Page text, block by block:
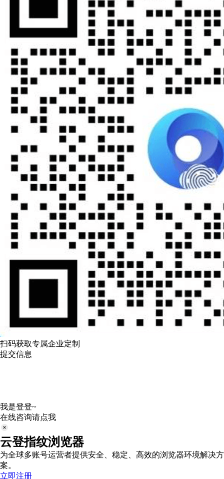
扫码获取专属企业定制
提交信息
我是登登~
在线咨询请点我
云登指纹浏览器
为全球多账号运营者提供安全、稳定、高效的浏览器环境解决方
案。
立即注册